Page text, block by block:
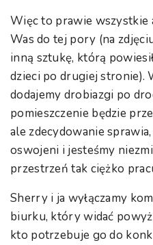
Więc to prawie wszystkie
Was do tej pory (na
inną sztukę, którą
dzieci po drugiej stronie).
dodajemy drobiazgi po
pomieszczenie będzie
ale zdecydowanie
oswojeni i jesteśmy
przestrzeń tak ciężko
Sherry i ja wyłączamy
biurku, który widać
kto potrzebuje go do